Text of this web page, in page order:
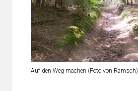
Auf den Weg machen (Foto von Ramsch)